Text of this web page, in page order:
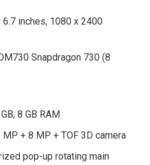
6.7 inches, 1080 x 2400
Snapdragon 730 (8
8 GB RAM
MP + 8 MP + TOF 3D camera
pop-up rotating main